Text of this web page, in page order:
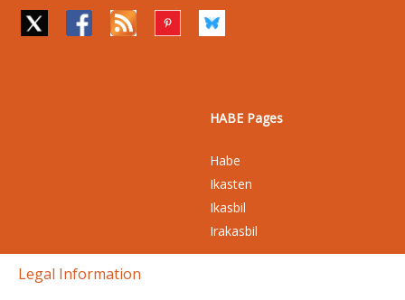
HABE Pages
Habe
Ikasten
Ikasbil
Irakasbil
Legal Information